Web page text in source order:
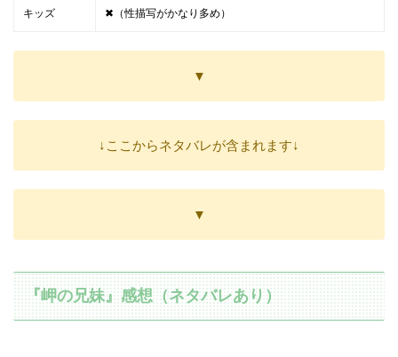
キッズ ✖（性描写がかなり多め）
▼
↓ここからネタバレが含まれます↓
▼
『岬の兄妹』感想（ネタバレあり）